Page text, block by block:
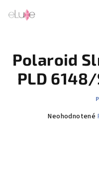
Polaroid
PLD
Priemerné
Neohodnotené